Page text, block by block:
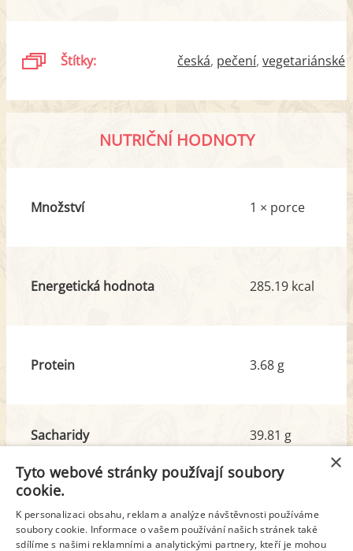
Štítky: česká pečení vegetariánské
NUTRIČNÍ HODNOTY
Množství 1 × porce
Energetická hodnota 285.19 kcal
Protein 3.68 g
Sacharidy
z toho cukr
39.81 g
22.26 g
Tuk
z toho nas. mastné kyseliny
12.00 g
3.66 g
×
Tyto webové stránky používají soubory
cookie.
K personalizaci obsahu, reklam a analýze návštěvnosti používáme
soubory cookie. Informace o vašem používání našich stránek také
sdílíme s našimi reklamními a analytickými partnery, kteří je mohou